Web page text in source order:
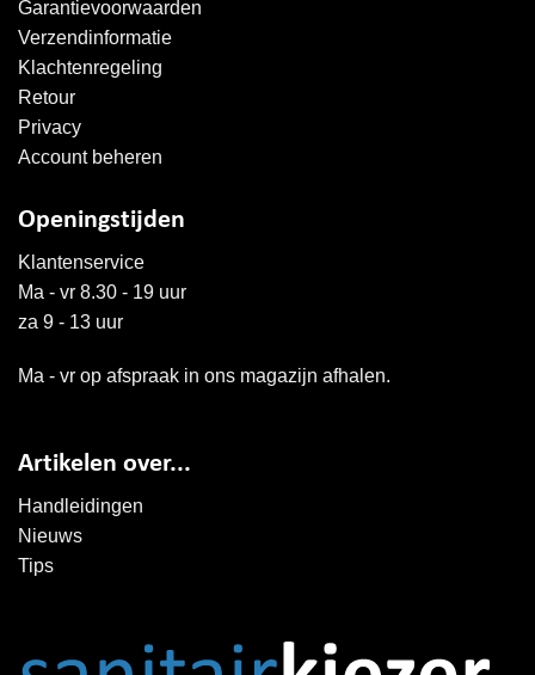
Garantievoorwaarden
Verzendinformatie
Klachtenregeling
Retour
Privacy
Account beheren
Openingstijden
Klantenservice
Ma - vr 8.30 - 19 uur
za 9 - 13 uur
Ma - vr op afspraak in ons magazijn afhalen.
Artikelen over...
Handleidingen
Nieuws
Tips